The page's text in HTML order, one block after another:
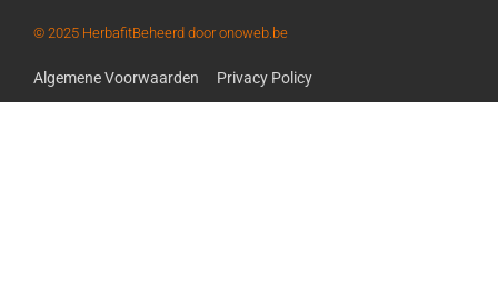
© 2025 HerbafitBeheerd door onoweb.be
Algemene Voorwaarden Privacy Policy